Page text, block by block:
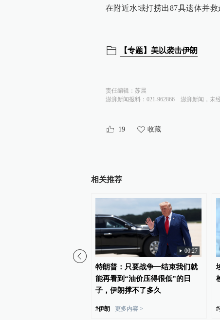
在附近水域打捞出87具遗体并救
【专题】美以袭击伊朗
责任编辑： 苏晨
澎湃新闻报料：021-962866
澎湃新闻，未
19 收藏
相关推荐
00:27
特朗普：只要战争一结束我们就
能再看到“油价压得很低”的日
子，伊朗撑不了多久
#伊朗 更多内容 > #